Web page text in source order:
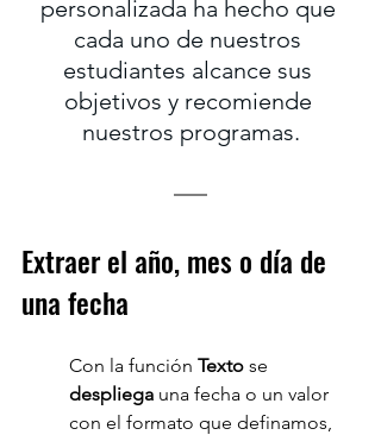
personalizada ha hecho que
cada uno de nuestros
estudiantes alcance sus
objetivos y recomiende
nuestros programas.
Extraer el año, mes o día de
una fecha
Con la función Texto se
despliega una fecha o un valor
con el formato que definamos,